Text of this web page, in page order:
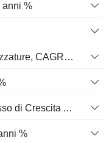
anni %
Proprietà netta, impianti e attrezzature, CAGR a 5 anni %
Valore Contabile Tangibile, Tasso di Crescita Annuo Composto a 5 Anni %
%